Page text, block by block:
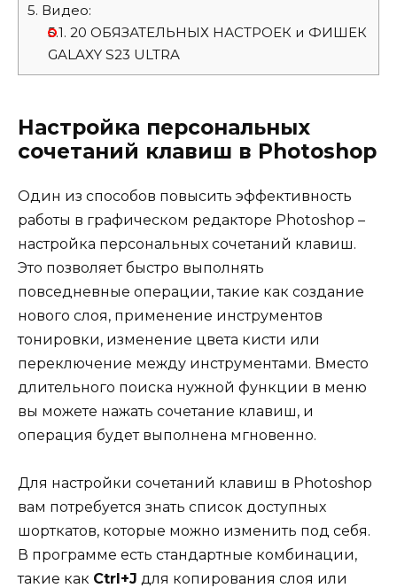
5. Видео:
5.1. 20 ОБЯЗАТЕЛЬНЫХ НАСТРОЕК и ФИШЕК
GALAXY S23 ULTRA
Настройка персональных
сочетаний клавиш в Photoshop
Один из способов повысить эффективность
работы в графическом редакторе Photoshop –
настройка персональных сочетаний клавиш.
Это позволяет быстро выполнять
повседневные операции, такие как создание
нового слоя, применение инструментов
тонировки, изменение цвета кисти или
переключение между инструментами. Вместо
длительного поиска нужной функции в меню
вы можете нажать сочетание клавиш, и
операция будет выполнена мгновенно.
Для настройки сочетаний клавиш в Photoshop
вам потребуется знать список доступных
шорткатов, которые можно изменить под себя.
В программе есть стандартные комбинации,
такие как Ctrl+J для копирования слоя или